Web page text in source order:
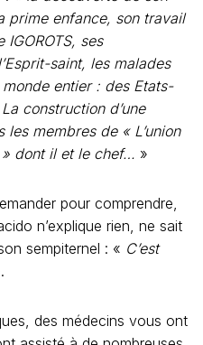
sempiternel : «
C’est
des médecins vous ont
assisté à de nombreuses
vous ? »
sortes d’instruments de
des questions,
des analyses, puis
livre ou un article.
Tout est possible
».